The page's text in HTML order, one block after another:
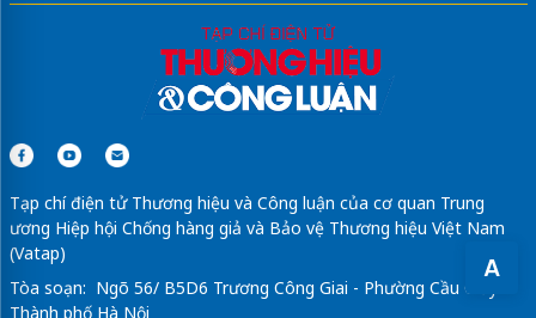
A
Tạp chí điện tử Thương hiệu và Công luận của cơ quan Trung
ương Hiệp hội Chống hàng giả và Bảo vệ Thương hiệu Việt Nam
(Vatap)
Tòa soạn: Ngõ 56/ B5D6 Trương Công Giai - Phường Cầu Giấy -
Thành phố Hà Nội